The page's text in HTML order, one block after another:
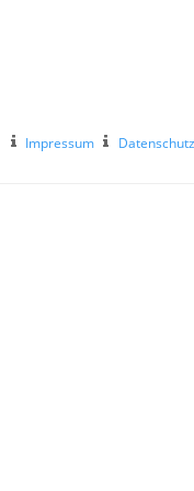
Impressum Datenschutz